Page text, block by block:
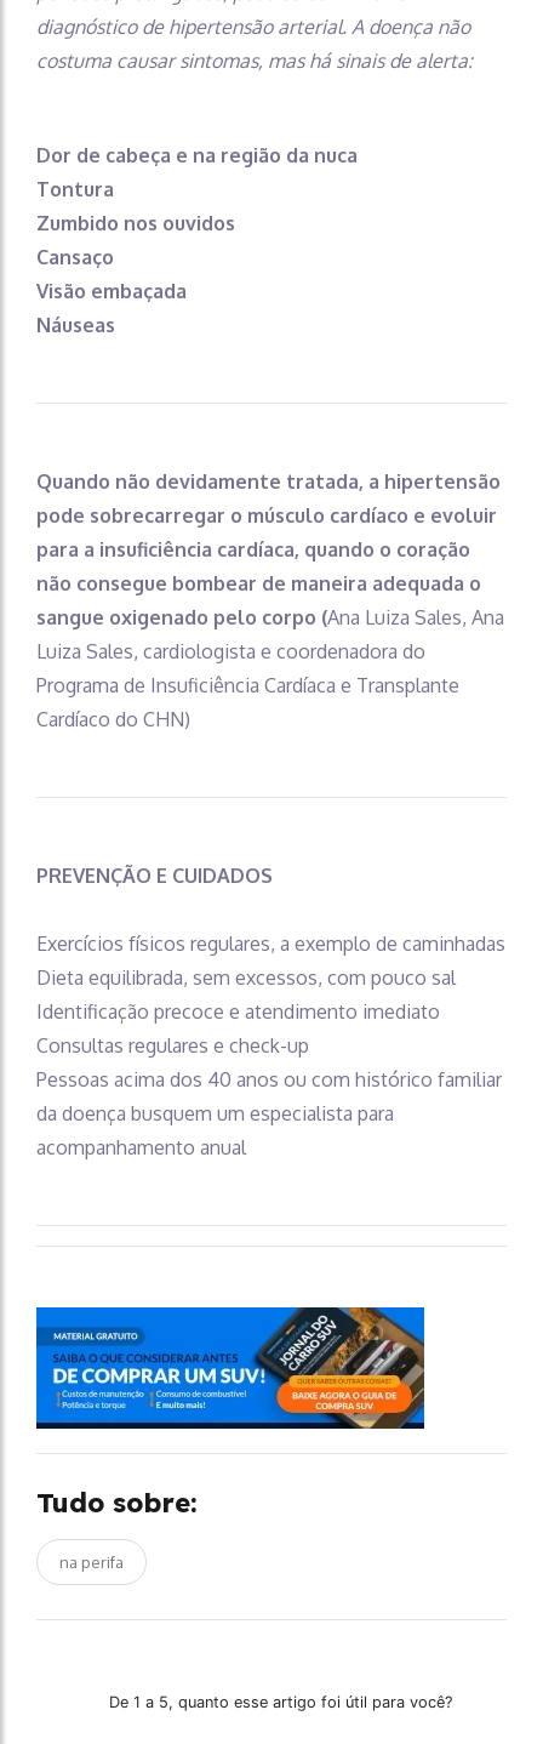
diagnóstico de hipertensão arterial. A doença não
costuma causar sintomas, mas há sinais de alerta:
Dor de cabeça e na região da nuca
Tontura
Zumbido nos ouvidos
Cansaço
Visão embaçada
Náuseas
Quando não devidamente tratada, a hipertensão
pode sobrecarregar o músculo cardíaco e evoluir
para a insuficiência cardíaca, quando o coração
não consegue bombear de maneira adequada o
sangue oxigenado pelo corpo (Ana Luiza Sales, Ana
Luiza Sales, cardiologista e coordenadora do
Programa de Insuficiência Cardíaca e Transplante
Cardíaco do CHN)
PREVENÇÃO E CUIDADOS
Exercícios físicos regulares, a exemplo de caminhadas
Dieta equilibrada, sem excessos, com pouco sal
Identificação precoce e atendimento imediato
Consultas regulares e check-up
Pessoas acima dos 40 anos ou com histórico familiar
da doença busquem um especialista para
acompanhamento anual
Tudo sobre:
na perifa
De 1 a 5, quanto esse artigo foi útil para você?